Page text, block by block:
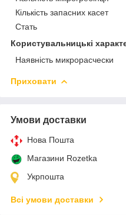
Кількість запасних касет
Стать
Користувальницькі
Наявність микрорасчески
Приховати
Умови доставки
Нова Пошта
Магазини Rozetka
Укрпошта
Всі умови доставки